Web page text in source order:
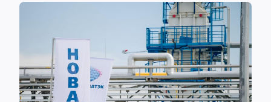
Обзоры
Интервью